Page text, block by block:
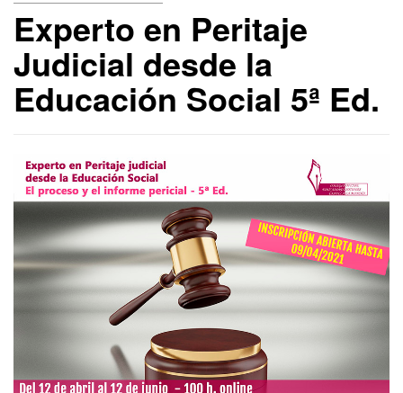
Experto en Peritaje
Judicial desde la
Educación Social 5ª Ed.